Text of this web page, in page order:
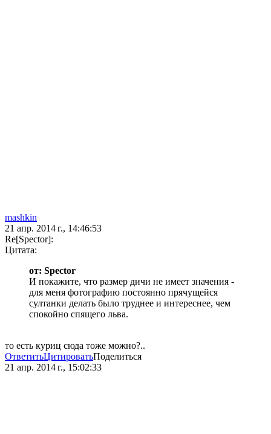
mashkin
21 апр. 2014 г., 14:46:53
Re[Spector]:
Цитата:
от: Spector
И покажите, что размер дичи не имеет значения -
для меня фотографию постоянно прячущейся
султанки делать было труднее и интереснее, чем
спокойно спящего льва.
то есть куриц сюда тоже можно?..
ОтветитьЦитироватьПоделиться
21 апр. 2014 г., 15:02:33